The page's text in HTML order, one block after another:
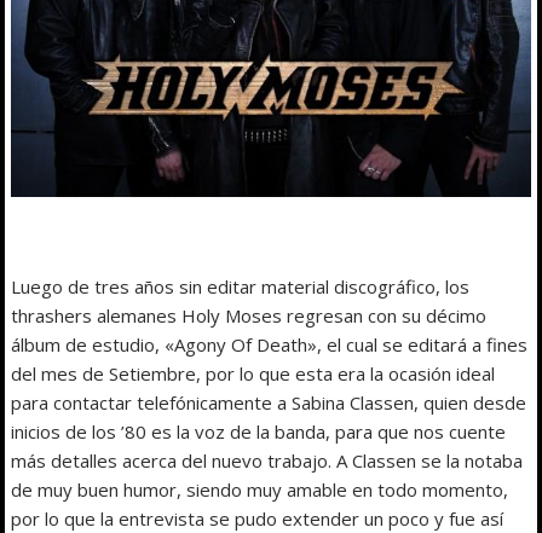
Luego de tres años sin editar material discográfico, los
thrashers alemanes Holy Moses regresan con su décimo
álbum de estudio, «Agony Of Death», el cual se editará a fines
del mes de Setiembre, por lo que esta era la ocasión ideal
para contactar telefónicamente a Sabina Classen, quien desde
inicios de los ’80 es la voz de la banda, para que nos cuente
más detalles acerca del nuevo trabajo. A Classen se la notaba
de muy buen humor, siendo muy amable en todo momento,
por lo que la entrevista se pudo extender un poco y fue así